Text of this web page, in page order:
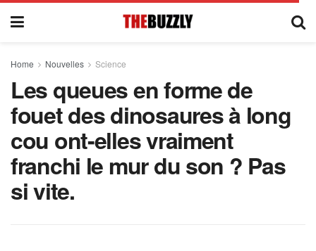
Home Nouvelles Science
Les queues en forme de
fouet des dinosaures à long
cou ont-elles vraiment
franchi le mur du son ? Pas
si vite.